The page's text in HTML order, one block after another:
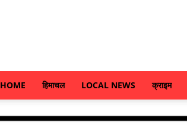
HOME हिमाचल LOCAL NEWS क्राइम